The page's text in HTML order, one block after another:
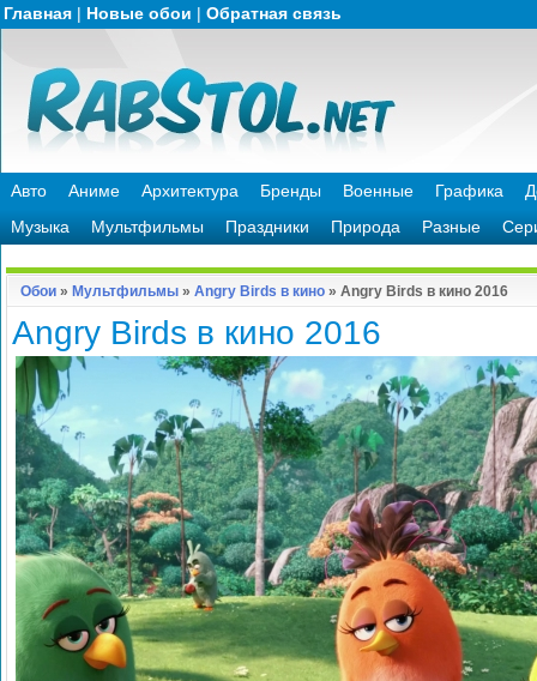
Главная | Новые обои | Обратная связь
Авто Аниме Архитектура Бренды Военные Графика
Музыка
Мультфильмы Праздники Природа Разные
Обои » Мультфильмы » Angry Birds в кино » Angry Birds в кино 2016
Angry Birds в кино 2016